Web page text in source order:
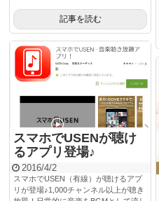
記事を読む
スマホでUSENが聴け
るアプリ登場♪
2016/4/2
スマホでUSEN（有線）が聴けるアプ
リが登場♪1,000チャンネル以上が聴き